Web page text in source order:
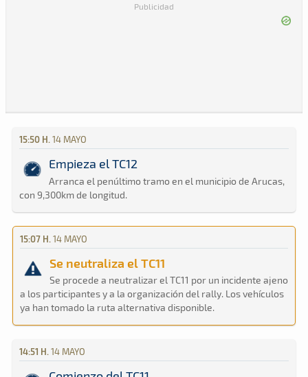
Publicidad
15:50 H. 14 MAYO
Empieza el TC12
Arranca el penúltimo tramo en el municipio de Arucas,
con 9,300km de longitud.
15:07 H. 14 MAYO
Se neutraliza el TC11
Se procede a neutralizar el TC11 por un incidente ajeno
a los participantes y a la organización del rally. Los vehículos
ya han tomado la ruta alternativa disponible.
14:51 H. 14 MAYO